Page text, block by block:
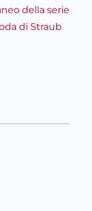
della serie
di Straub